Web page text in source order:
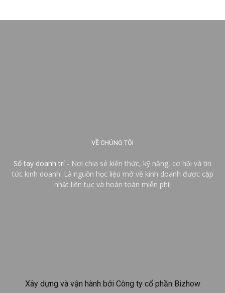
VỀ CHÚNG TÔI
Sổ tay doanh trí - Nơi chia sẻ kiến thức, kỹ năng, cơ hội và tin
tức kinh doanh. Là nguồn học liệu mở về kinh doanh được cập
nhật liên tục và hoàn toàn miễn phí!
Xây dựng và vận hành bởi Công ty cổ phần Bizhow